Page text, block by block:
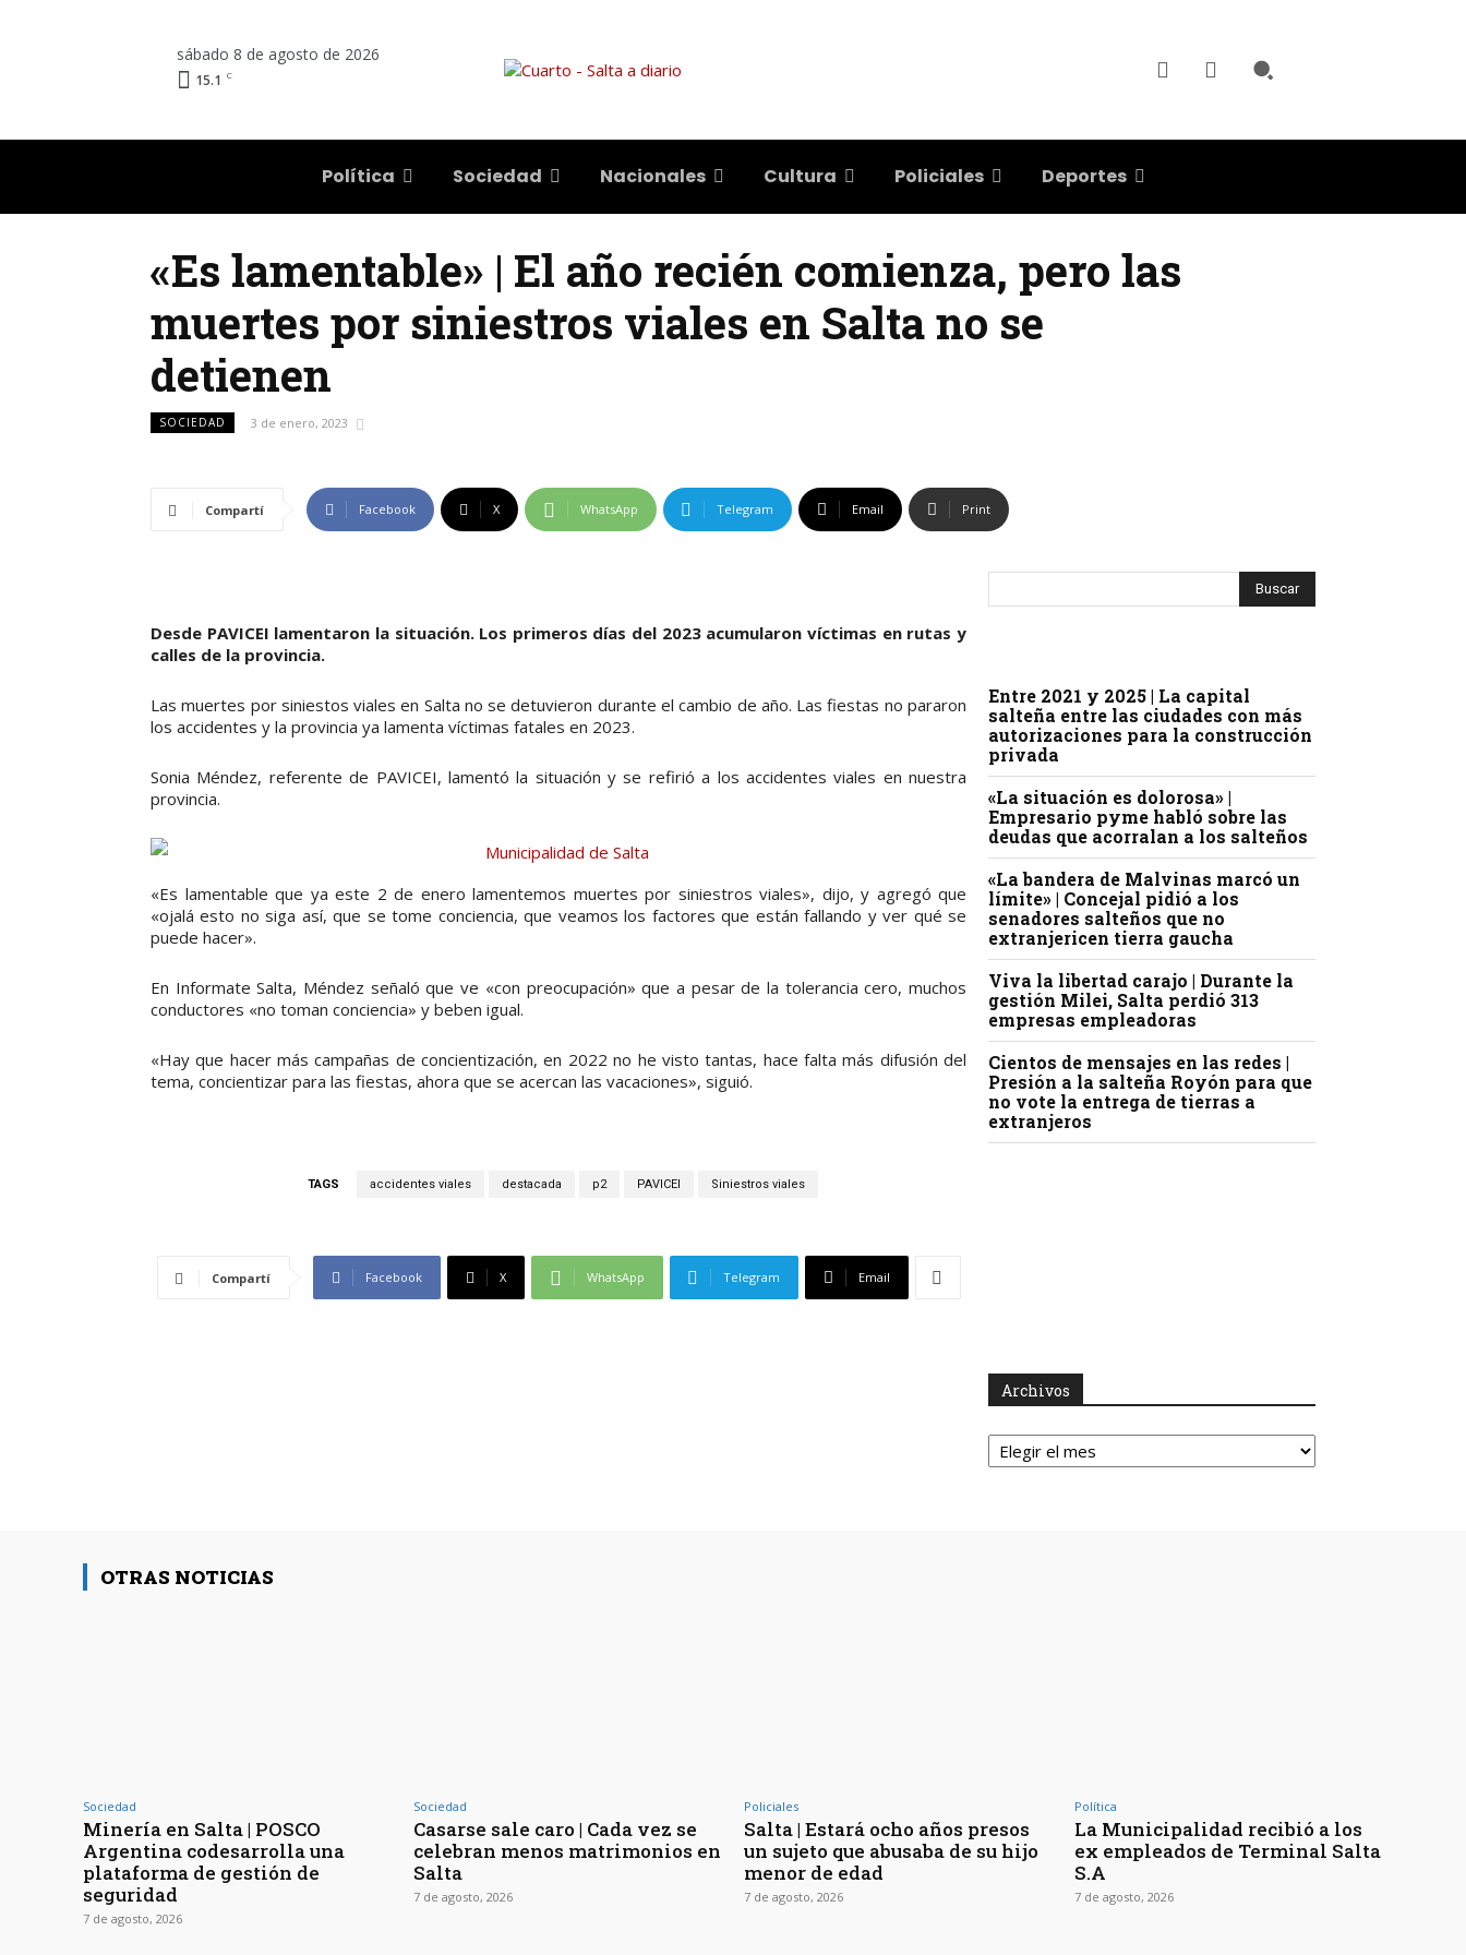
sábado 8 de agosto de 2026
15.1 C
Política Sociedad Nacionales Cultura Policiales Deportes
«Es lamentable» | El año recién comienza, pero las
muertes por siniestros viales en Salta no se
detienen
SOCIEDAD 3 de enero, 2023
Compartí Facebook X WhatsApp Telegram Email Print
Desde PAVICEI lamentaron la situación. Los primeros días del 2023 acumularon víctimas en rutas y
calles de la provincia.
Las muertes por siniestos viales en Salta no se detuvieron durante el cambio de año. Las fiestas no pararon
los accidentes y la provincia ya lamenta víctimas fatales en 2023.
Sonia Méndez, referente de PAVICEI, lamentó la situación y se refirió a los accidentes viales en nuestra
provincia.
«Es lamentable que ya este 2 de enero lamentemos muertes por siniestros viales», dijo, y agregó que
«ojalá esto no siga así, que se tome conciencia, que veamos los factores que están fallando y ver qué se
puede hacer».
En Informate Salta, Méndez señaló que ve «con preocupación» que a pesar de la tolerancia cero, muchos
conductores «no toman conciencia» y beben igual.
«Hay que hacer más campañas de concientización, en 2022 no he visto tantas, hace falta más difusión del
tema, concientizar para las fiestas, ahora que se acercan las vacaciones», siguió.
TAGS accidentes viales destacada p2 PAVICEI Siniestros viales
Compartí Facebook X WhatsApp Telegram Email
Entre 2021 y 2025 | La capital
salteña entre las ciudades con más
autorizaciones para la construcción
privada
«La situación es dolorosa» |
Empresario pyme habló sobre las
deudas que acorralan a los salteños
«La bandera de Malvinas marcó un
límite» | Concejal pidió a los
senadores salteños que no
extranjericen tierra gaucha
Viva la libertad carajo | Durante la
gestión Milei, Salta perdió 313
empresas empleadoras
Cientos de mensajes en las redes |
Presión a la salteña Royón para que
no vote la entrega de tierras a
extranjeros
Archivos
Archivos
OTRAS NOTICIAS
Sociedad
Minería en Salta | POSCO
Argentina codesarrolla una
plataforma de gestión de
seguridad
7 de agosto, 2026
Sociedad
Casarse sale caro | Cada vez se
celebran menos matrimonios en
Salta
7 de agosto, 2026
Policiales
Salta | Estará ocho años presos
un sujeto que abusaba de su hijo
menor de edad
7 de agosto, 2026
Política
La Municipalidad recibió a los
ex empleados de Terminal Salta
S.A
7 de agosto, 2026